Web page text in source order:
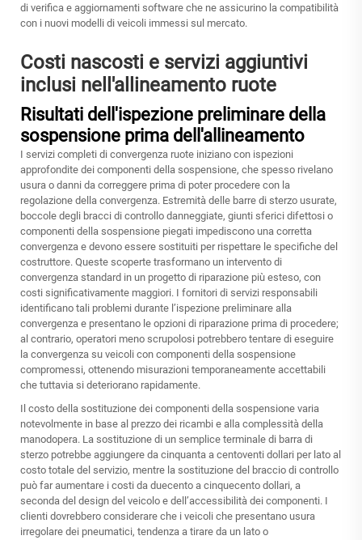
di verifica e aggiornamenti software che ne assicurino la compatibilità
con i nuovi modelli di veicoli immessi sul mercato.
Costi nascosti e servizi aggiuntivi
inclusi nell'allineamento ruote
Risultati dell'ispezione preliminare della
sospensione prima dell'allineamento
I servizi completi di convergenza ruote iniziano con ispezioni
approfondite dei componenti della sospensione, che spesso rivelano
usura o danni da correggere prima di poter procedere con la
regolazione della convergenza. Estremità delle barre di sterzo usurate,
boccole degli bracci di controllo danneggiate, giunti sferici difettosi o
componenti della sospensione piegati impediscono una corretta
convergenza e devono essere sostituiti per rispettare le specifiche del
costruttore. Queste scoperte trasformano un intervento di
convergenza standard in un progetto di riparazione più esteso, con
costi significativamente maggiori. I fornitori di servizi responsabili
identificano tali problemi durante l’ispezione preliminare alla
convergenza e presentano le opzioni di riparazione prima di procedere;
al contrario, operatori meno scrupolosi potrebbero tentare di eseguire
la convergenza su veicoli con componenti della sospensione
compromessi, ottenendo misurazioni temporaneamente accettabili
che tuttavia si deteriorano rapidamente.
Il costo della sostituzione dei componenti della sospensione varia
notevolmente in base al prezzo dei ricambi e alla complessità della
manodopera. La sostituzione di un semplice terminale di barra di
sterzo potrebbe aggiungere da cinquanta a centoventi dollari per lato al
costo totale del servizio, mentre la sostituzione del braccio di controllo
può far aumentare i costi da duecento a cinquecento dollari, a
seconda del design del veicolo e dell’accessibilità dei componenti. I
clienti dovrebbero considerare che i veicoli che presentano usura
irregolare dei pneumatici, tendenza a tirare da un lato o